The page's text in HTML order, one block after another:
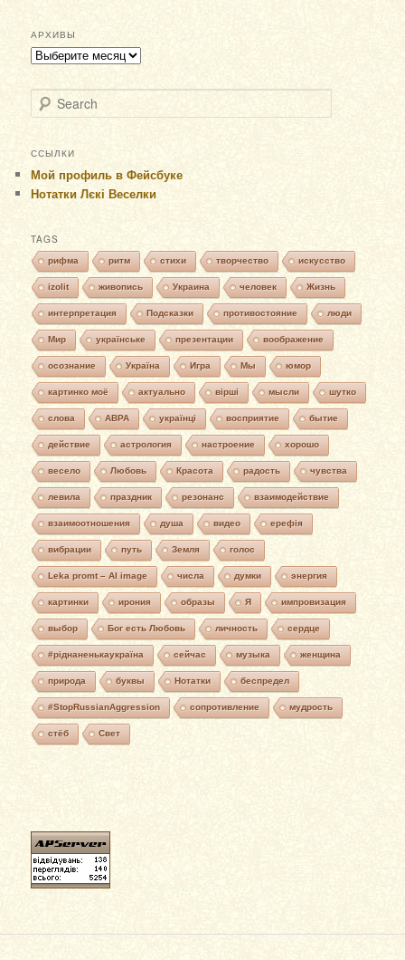
АРХИВЫ
Архивы
Search
ССЫЛКИ
Мой профиль в Фейсбуке
Нотатки Лєкі Веселки
TAGS
рифма ритм стихи творчество искусство
izolit живопись Украина человек Жизнь
интерпретация Подсказки противостояние люди
Мир українське презентации воображение
осознание Україна Игра Мы юмор
картинко моё актуально вірші мысли шутко
слова АВРА українці восприятие бытие
действие астрология настроение хорошо
весело Любовь Красота радость чувства
левила праздник резонанс взаимодействие
взаимоотношения душа видео ерефія
вибрации путь Земля голос
Leka promt – AI image числа думки энергия
картинки ирония образы Я импровизация
выбор Бог есть Любовь личность сердце
#ріднаненькаукраїна сейчас музыка женщина
природа буквы Нотатки беспредел
#StopRussianAggression сопротивление мудрость
стёб Свет